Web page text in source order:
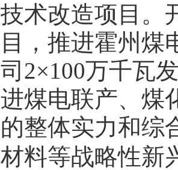
术改造项目。
，推进霍州煤
2×100万千瓦
煤电联产、煤
整体实力和综
料等战略性新